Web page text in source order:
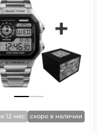
12 мес скоро в наличии